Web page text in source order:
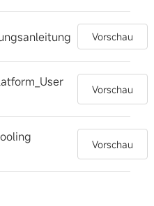
Vorschau
Vorschau
Vorschau